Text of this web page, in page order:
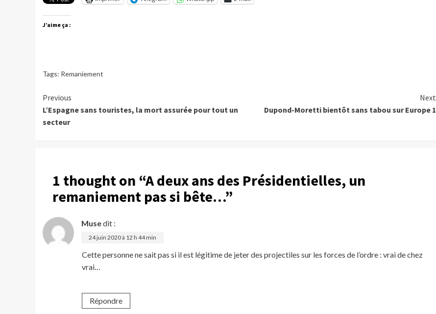
J’aime ça :
Tags: Remaniement
Continue
Reading
Previous
L’Espagne sans touristes, la mort assurée pour tout un
secteur
Next
Dupond-Moretti bientôt sans tabou sur Europe 1
1 thought on “A deux ans des Présidentielles, un
remaniement pas si bête…”
Musedit :
24 juin 2020 à 12 h 44 min
Cette personne ne sait pas si il est légitime de jeter des projectiles sur les forces de l’ordre : vrai de chez
vrai…
Répondre